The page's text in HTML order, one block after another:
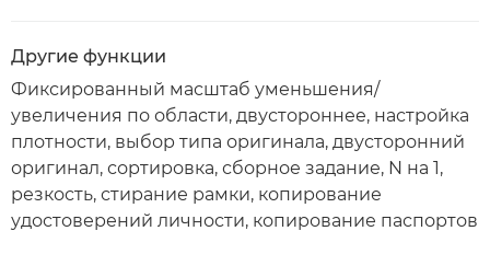
Другие функции
Фиксированный масштаб уменьшения/
увеличения по области, двустороннее, настройка
плотности, выбор типа оригинала, двусторонний
оригинал, сортировка, сборное задание, N на 1,
резкость, стирание рамки, копирование
удостоверений личности, копирование паспортов